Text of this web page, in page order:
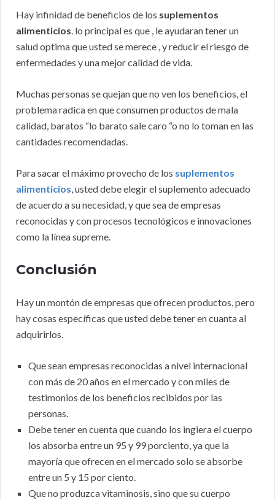
Hay infinidad de beneficios de los suplementos
alimenticios. lo principal es que , le ayudaran tener un
salud optima que usted se merece , y reducir el riesgo de
enfermedades y una mejor calidad de vida.
Muchas personas se quejan que no ven los beneficios, el
problema radica en que consumen productos de mala
calidad, baratos “lo barato sale caro “o no lo toman en las
cantidades recomendadas.
Para sacar el máximo provecho de los suplementos
alimenticios, usted debe elegir el suplemento adecuado
de acuerdo a su necesidad, y que sea de empresas
reconocidas y con procesos tecnológicos e innovaciones
como la línea supreme.
Conclusión
Hay un montón de empresas que ofrecen productos, pero
hay cosas específicas que usted debe tener en cuanta al
adquirirlos.
Que sean empresas reconocidas a nivel internacional
con más de 20 años en el mercado y con miles de
testimonios de los beneficios recibidos por las
personas.
Debe tener en cuenta que cuando los ingiera el cuerpo
los absorba entre un 95 y 99 porciento, ya que la
mayoría que ofrecen en el mercado solo se absorbe
entre un 5 y 15 por ciento.
Que no produzca vitaminosis, sino que su cuerpo